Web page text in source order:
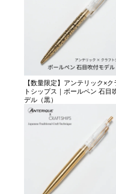
【数量限定】アンテリック×ク
トシップス｜ボールペン 石目
デル（黒）